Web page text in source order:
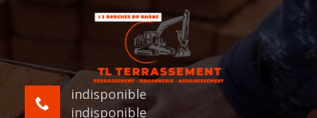
indisponible
indisponible